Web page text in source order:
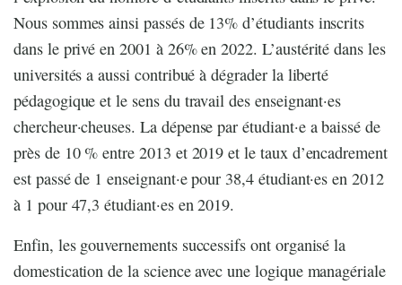
Nous sommes ainsi passés de 13% d’étudiants inscrits
dans le privé en 2001 à 26% en 2022. L’austérité dans les
universités a aussi contribué à dégrader la liberté
pédagogique et le sens du travail des enseignant·es
chercheur·cheuses. La dépense par étudiant·e a baissé de
près de 10 % entre 2013 et 2019 et le taux d’encadrement
est passé de 1 enseignant·e pour 38,4 étudiant·es en 2012
à 1 pour 47,3 étudiant·es en 2019.
Enfin, les gouvernements successifs ont organisé la
domestication de la science avec une logique managériale